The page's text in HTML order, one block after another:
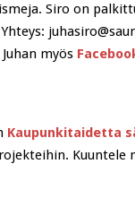
Siro on
myös
Kaupunkitaidetta
Kuuntele